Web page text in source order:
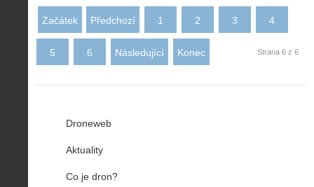
Začátek Předchozí 1 2 3 4
5 6 Následující Konec Strana 6 z 6
Droneweb
Aktuality
Co je dron?